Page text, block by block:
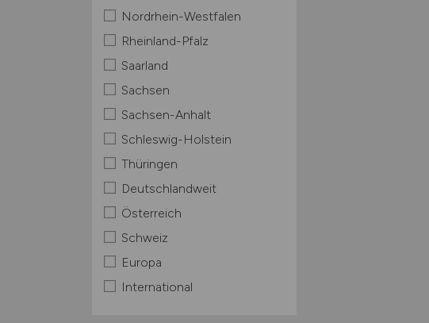
Nordrhein-Westfalen
Rheinland-Pfalz
Saarland
Sachsen
Sachsen-Anhalt
Schleswig-Holstein
Thüringen
Deutschlandweit
Österreich
Schweiz
Europa
International